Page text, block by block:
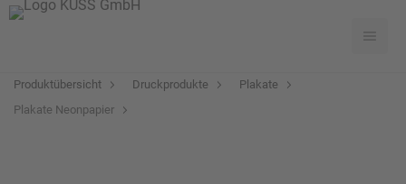
Produktübersicht Druckprodukte
Plakate
Plakate Neonpapier